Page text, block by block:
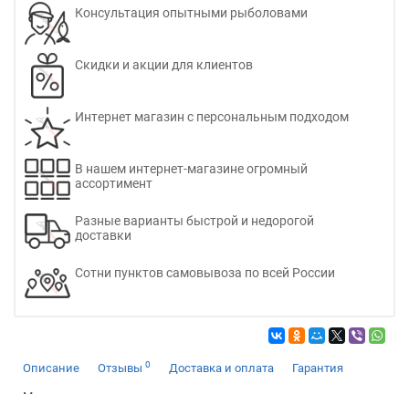
Консультация опытными рыболовами
Скидки и акции для клиентов
Интернет магазин с персональным подходом
В нашем интернет-магазине огромный
ассортимент
Разные варианты быстрой и недорогой
доставки
Сотни пунктов самовывоза по всей России
Описание Отзывы 0 Доставка и оплата Гарантия